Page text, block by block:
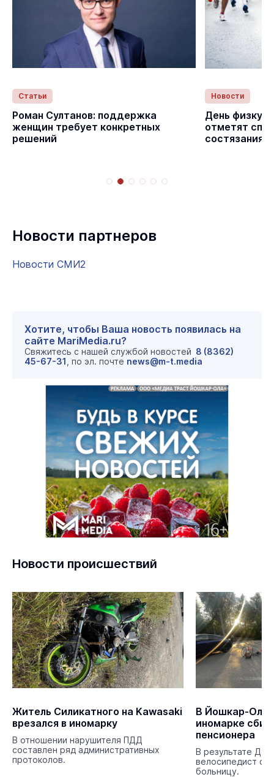
Статьи
Роман Султанов: поддержка
женщин требует конкретных
решений
Новости
День
отметят
Новости партнеров
Новости СМИ2
Хотите, чтобы Ваша новость появилась на
сайте MariMedia.ru?
Свяжитесь с нашей службой новостей 8 (8362)
45-67-31 , по эл. почте news@m-t.media
Новости происшествий
Житель Силикатного на Kawasaki
врезался в иномарку
В отношении нарушителя ПДД
составлен ряд административных
протоколов.
В Йошкар-Оле
иномарке
пенсионера
В результате
велосипедист с
больницу.